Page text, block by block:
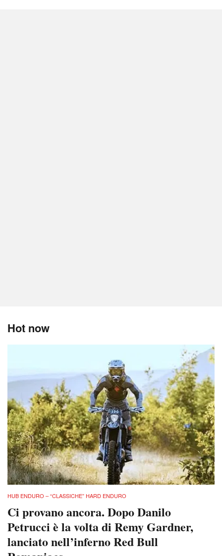
Hot now
HUB ENDURO – “CLASSICHE” HARD ENDURO
Ci provano ancora. Dopo Danilo
Petrucci è la volta di Remy Gardner,
lanciato nell’inferno Red Bull